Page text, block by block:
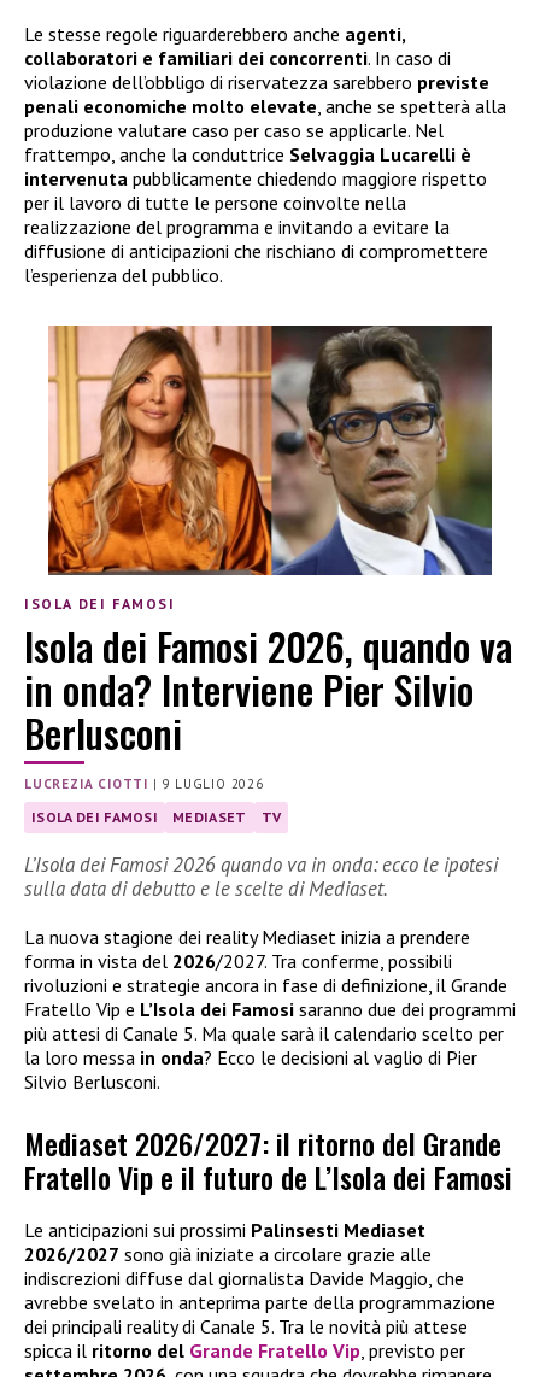
Le stesse regole riguarderebbero anche agenti,
collaboratori e familiari dei concorrenti. In caso di
violazione dell’obbligo di riservatezza sarebbero previste
penali economiche molto elevate, anche se spetterà alla
produzione valutare caso per caso se applicarle. Nel
frattempo, anche la conduttrice Selvaggia Lucarelli è
intervenuta pubblicamente chiedendo maggiore rispetto
per il lavoro di tutte le persone coinvolte nella
realizzazione del programma e invitando a evitare la
diffusione di anticipazioni che rischiano di compromettere
l’esperienza del pubblico.
ISOLA DEI FAMOSI
Isola dei Famosi 2026, quando va
in onda? Interviene Pier Silvio
Berlusconi
LUCREZIA CIOTTI | 9 LUGLIO 2026
ISOLA DEI FAMOSI MEDIASET TV
L’Isola dei Famosi 2026 quando va in onda: ecco le ipotesi
sulla data di debutto e le scelte di Mediaset.
La nuova stagione dei reality Mediaset inizia a prendere
forma in vista del 2026/2027. Tra conferme, possibili
rivoluzioni e strategie ancora in fase di definizione, il Grande
Fratello Vip e L’Isola dei Famosi saranno due dei programmi
più attesi di Canale 5. Ma quale sarà il calendario scelto per
la loro messa in onda? Ecco le decisioni al vaglio di Pier
Silvio Berlusconi.
Mediaset 2026/2027: il ritorno del Grande
Fratello Vip e il futuro de L’Isola dei Famosi
Le anticipazioni sui prossimi Palinsesti Mediaset
2026/2027 sono già iniziate a circolare grazie alle
indiscrezioni diffuse dal giornalista Davide Maggio, che
avrebbe svelato in anteprima parte della programmazione
dei principali reality di Canale 5. Tra le novità più attese
spicca il ritorno del Grande Fratello Vip , previsto per